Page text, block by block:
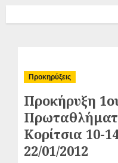
Προκηρύξεις
Προκήρυξη
Κορίτσια 10-
22/01/2012